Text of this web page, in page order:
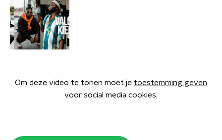
Om deze video te tonen moet je toestemming geven
voor social media cookies.